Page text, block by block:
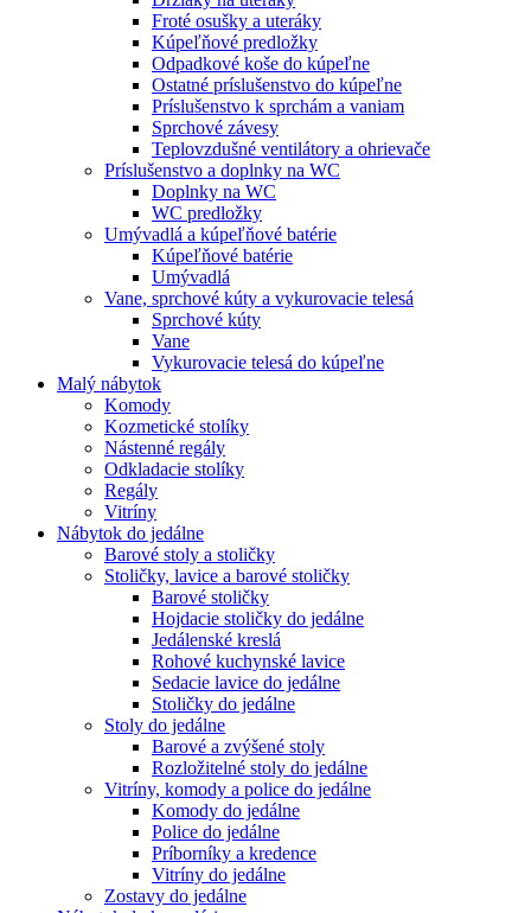
Froté osušky a uteráky
Kúpeľňové predložky
Odpadkové koše do kúpeľne
Ostatné príslušenstvo do kúpeľne
Príslušenstvo k sprchám a vaniam
Sprchové závesy
Teplovzdušné ventilátory a ohrievače
Príslušenstvo a doplnky na WC
Doplnky na WC
WC predložky
Umývadlá a kúpeľňové batérie
Kúpeľňové batérie
Umývadlá
Vane, sprchové kúty a vykurovacie telesá
Sprchové kúty
Vane
Vykurovacie telesá do kúpeľne
Malý nábytok
Komody
Kozmetické stolíky
Nástenné regály
Odkladacie stolíky
Regály
Vitríny
Nábytok do jedálne
Barové stoly a stoličky
Stoličky, lavice a barové stoličky
Barové stoličky
Hojdacie stoličky do jedálne
Jedálenské kreslá
Rohové kuchynské lavice
Sedacie lavice do jedálne
Stoličky do jedálne
Stoly do jedálne
Barové a zvýšené stoly
Rozložitelné stoly do jedálne
Vitríny, komody a police do jedálne
Komody do jedálne
Police do jedálne
Príborníky a kredence
Vitríny do jedálne
Zostavy do jedálne